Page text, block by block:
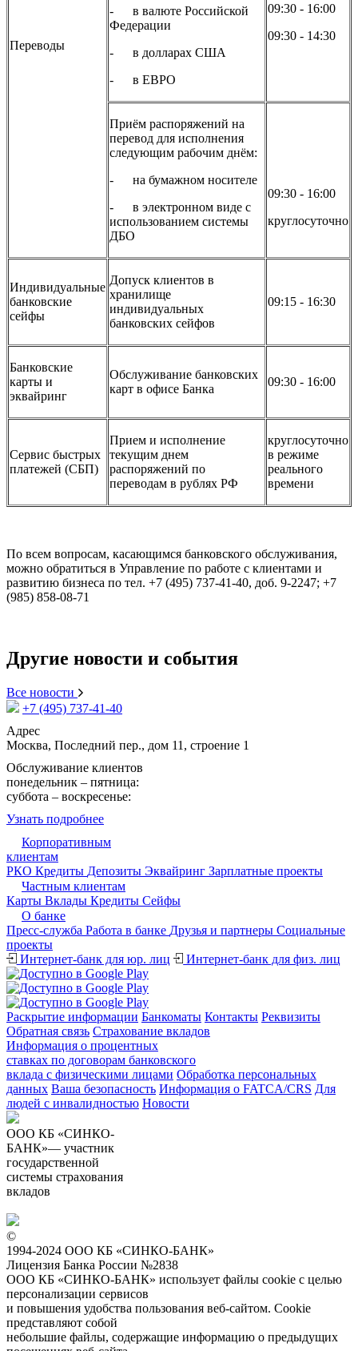
Переводы
- в валюте Российской
Федерации
- в долларах США
- в ЕВРО
09:30 - 16:00
09:30 - 14:30
Приём распоряжений на
перевод для исполнения
следующим рабочим днём:
- на бумажном носителе
- в электронном виде с
использованием системы
ДБО
09:30 - 16:00
круглосуточно
Индивидуальные
банковские
сейфы
Допуск клиентов в
хранилище
индивидуальных
банковских сейфов
09:15 - 16:30
Банковские
карты и
эквайринг
Обслуживание банковских
карт в офисе Банка
09:30 - 16:00
Сервис быстрых
платежей (СБП)
Прием и исполнение
текущим днем
распоряжений по
переводам в рублях РФ
круглосуточно
в режиме
реального
времени
По всем вопросам, касающимся банковского обслуживания,
можно обратиться в Управление по работе с клиентами и
развитию бизнеса по тел. +7 (495) 737-41-40, доб. 9-2247; +7
(985) 858-08-71
Другие новости и события
Все новости
+7 (495) 737-41-40
Адрес
Москва, Последний пер., дом 11, строение 1
Обслуживание клиентов
понедельник – пятница:
суббота – воскресенье:
Узнать подробнее
Корпоративным
клиентам
РКО Кредиты Депозиты Эквайринг Зарплатные проекты
Частным клиентам
Карты Вклады Кредиты Сейфы
О банке
Пресс-служба Работа в банке Друзья и партнеры Cоциальные
проекты
Интернет-банк для юр. лиц
Интернет-банк для физ. лиц
Раскрытие информации Банкоматы Контакты Реквизиты
Обратная связь Страхование вкладов
Информация о процентных
ставках по договорам банковского
вклада с физическими лицами Обработка персональных
данных Ваша безопасность Информация о FATCA/CRS Для
людей с инвалидностью Новости
ООО КБ «СИНКО-
БАНК»— участник
государственной
системы страхования
вкладов
©
1994-2024 ООО КБ «СИНКО-БАНК»
Лицензия Банка России №2838
ООО КБ «СИНКО-БАНК» использует файлы cookie с целью
персонализации сервисов
и повышения удобства пользования веб-сайтом. Cookie
представляют собой
небольшие файлы, содержащие информацию о предыдущих